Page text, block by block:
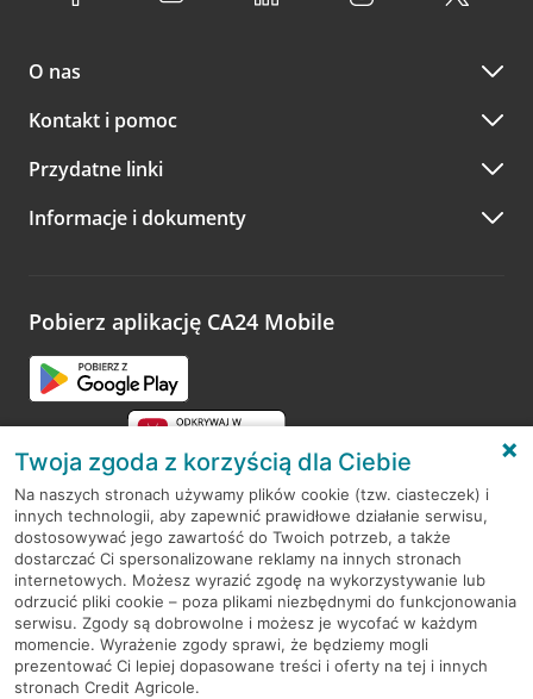
O nas
Kontakt i pomoc
Przydatne linki
Informacje i dokumenty
Pobierz aplikację CA24 Mobile
RODO
Regulamin serwisu
Mapa serwisu
PolitykaCookies
Twoja zgoda z korzyścią dla Ciebie
Na naszych stronach używamy plików cookie (tzw. ciasteczek) i
innych technologii, aby zapewnić prawidłowe działanie serwisu,
dostosowywać jego zawartość do Twoich potrzeb, a także
dostarczać Ci spersonalizowane reklamy na innych stronach
internetowych. Możesz wyrazić zgodę na wykorzystywanie lub
odrzucić pliki cookie – poza plikami niezbędnymi do funkcjonowania
serwisu. Zgody są dobrowolne i możesz je wycofać w każdym
momencie. Wyrażenie zgody sprawi, że będziemy mogli
prezentować Ci lepiej dopasowane treści i oferty na tej i innych
stronach Credit Agricole.